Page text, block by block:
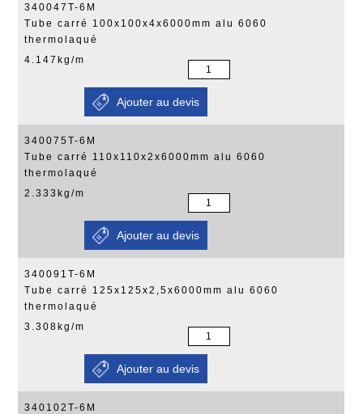
340047T-6M
Tube carré 100x100x4x6000mm alu 6060
thermolaqué
4.147kg/m
340075T-6M
Tube carré 110x110x2x6000mm alu 6060
thermolaqué
2.333kg/m
340091T-6M
Tube carré 125x125x2,5x6000mm alu 6060
thermolaqué
3.308kg/m
340102T-6M